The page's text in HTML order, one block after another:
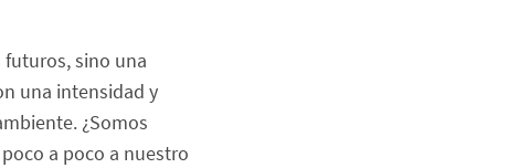
sino una
una intensidad y
¿Somos
a poco a nuestro